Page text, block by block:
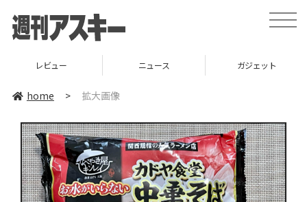
toggle
レビュー ニュース ガジェット
home > 拡大画像